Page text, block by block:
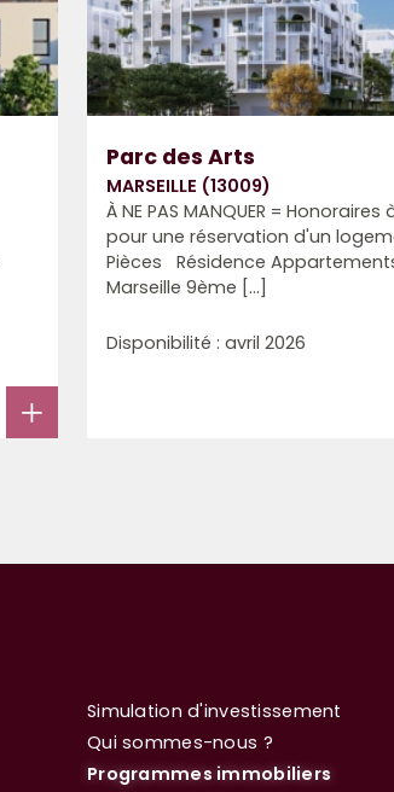
Parc des Arts
MARSEILLE (13009)
À NE PAS MANQUER = Honoraires
pour une réservation d'un
Pièces Résidence
Marseille 9ème [...]
Disponibilité : avril 2026
Simulation d'investissement
Qui sommes-nous ?
Programmes immobiliers